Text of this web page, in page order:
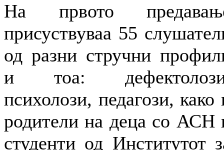
На првото
присуствуваа 55
од разни стручни
и тоа:
психолози, педагози, како
родители на деца со АСН
студенти од Институтот